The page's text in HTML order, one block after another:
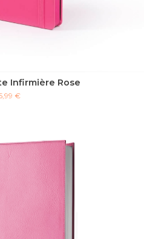
Infirmière Rose
€